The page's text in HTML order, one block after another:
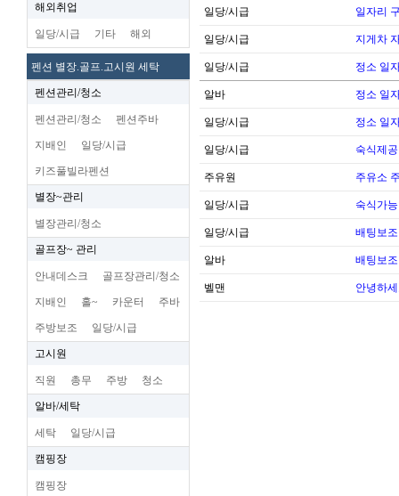
해외취업
일당/시급 기타 해외
펜션 별장.골프.고시원 세탁
펜션관리/청소
펜션관리/청소 펜션주바
지배인 일당/시급
키즈풀빌라펜션
별장~관리
별장관리/청소
골프장~ 관리
안내데스크 골프장관리/청소
지배인 홀~ 카운터 주바
주방보조 일당/시급
고시원
직원 총무 주방 청소
알바/세탁
세탁 일당/시급
캠핑장
캠핑장
일당/시급 일자리
일당/시급 지게차
일당/시급 정소 일
알바 정소 일
일당/시급 정소 일
일당/시급 숙식제
주유원 주유소
일당/시급 숙식가
일당/시급 배팅보
알바 배팅보
벨맨 안녕하